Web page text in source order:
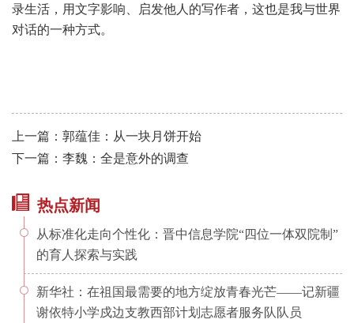
录生活，用文字影响、启发他人的写作者，这也是我与世界
对话的一种方式。
上一篇：郭蕴佳：从一块月饼开始
下一篇：李魏：全是意外的调查
热点新闻
从标准化走向个性化：晋中信息学院“四位一体双院制”
的育人探索与实践
新华社：在祖国最需要的地方绽放青春光芒——记新疆
谢依特小学戍边支教西部计划志愿者服务队队员